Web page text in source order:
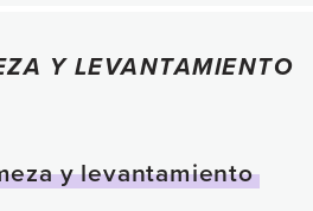
Normal a Mixta
Y LEVANTAMIENTO
y levantamiento